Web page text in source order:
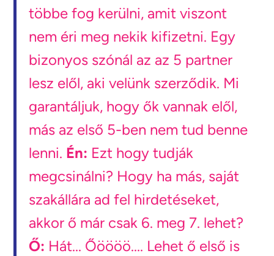
többe fog kerülni, amit viszont
nem éri meg nekik kifizetni. Egy
bizonyos szónál az az 5 partner
lesz elől, aki velünk szerződik. Mi
garantáljuk, hogy ők vannak elől,
más az első 5-ben nem tud benne
lenni. Én: Ezt hogy tudják
megcsinálni? Hogy ha más, saját
szakállára ad fel hirdetéseket,
akkor ő már csak 6. meg 7. lehet?
Ő: Hát... Őöööö.... Lehet ő első is